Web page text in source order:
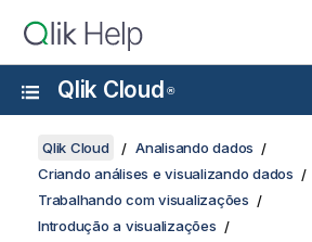
Qlik Cloud ®
Qlik Cloud
Analisando dados
Criando análises e visualizando dados
Trabalhando com visualizações
Introdução a visualizações